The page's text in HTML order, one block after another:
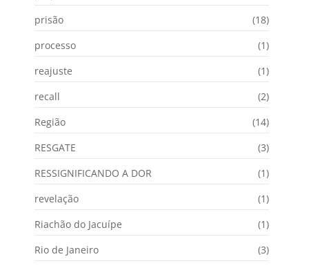
prisão
(18)
processo
(1)
reajuste
(1)
recall
(2)
Região
(14)
RESGATE
(3)
RESSIGNIFICANDO A DOR
(1)
revelação
(1)
Riachão do Jacuípe
(1)
Rio de Janeiro
(3)